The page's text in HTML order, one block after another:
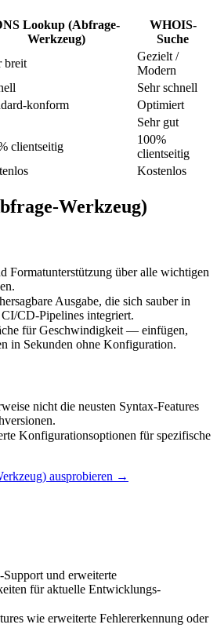
Lookup (Abfrage-
Werkzeug)
WHOIS-
Suche
breit
Gezielt /
Modern
Sehr schnell
konform
Optimiert
Sehr gut
clientseitig
100%
clientseitig
Kostenlos
Werkzeug)
Formatunterstützung über alle wichtigen
Ausgabe, die sich sauber in
CD-Pipelines integriert.
für Geschwindigkeit — einfügen,
in Sekunden ohne Konfiguration.
nicht die neusten Syntax-Features
Konfigurationsoptionen für spezifische
ausprobieren →
und erweiterte
für aktuelle Entwicklungs-
wie erweiterte Fehlererkennung oder